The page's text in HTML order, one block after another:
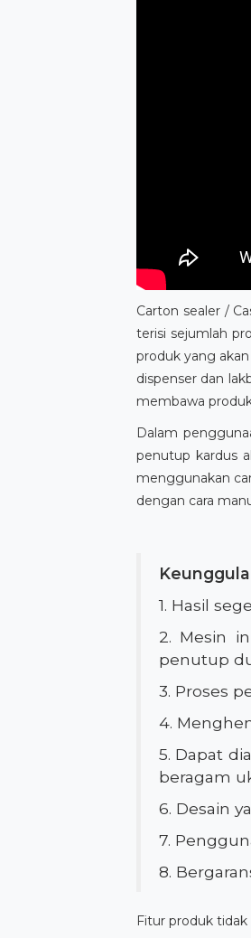
Carton sealer /
terisi sejumlah
produk yang
dispenser dan
membawa
Dalam
penutup kardus
menggunakan
dengan cara
1. Hasil
2. Mesin
penutup
3. Proses
4.
5. Dapat
beragam
6. Desain
7.
8.
Fitur produk tidak